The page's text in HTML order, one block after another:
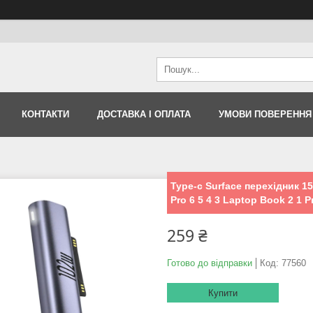
КОНТАКТИ ДОСТАВКА І ОПЛАТА УМОВИ ПОВЕРЕННЯ
Type-c Surface перехідник
Pro 6 5 4 3 Laptop Book 2 1
259 ₴
Готово до відправки Код: 77560
Купити